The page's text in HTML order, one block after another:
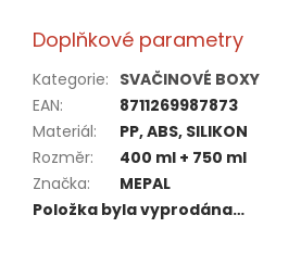
Doplňkové parametry
Kategorie: SVAČINOVÉ BOXY
EAN:
8711269987873
Materiál:
PP, ABS, SILIKON
Rozměr:
400 ml + 750 ml
Značka:
MEPAL
Položka byla vyprodána…